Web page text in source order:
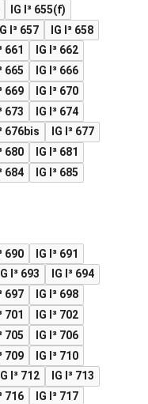
IG I³ 655(f)
I³ 657
IG I³ 658
661
IG I³ 662
665
IG I³ 666
669
IG I³ 670
673
IG I³ 674
676bis
IG I³ 677
680
IG I³ 681
684
IG I³ 685
690
IG I³ 691
IG I³ 693
IG I³ 694
697
IG I³ 698
701
IG I³ 702
705
IG I³ 706
709
IG I³ 710
IG I³ 712
IG I³ 713
716
IG I³ 717